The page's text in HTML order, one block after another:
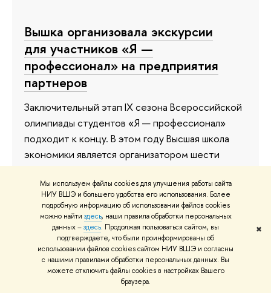
Мы используем файлы cookies для улучшения работы сайта
НИУ ВШЭ и большего удобства его использования. Более
подробную информацию об использовании файлов cookies
можно найти здесь, наши правила обработки персональных
данных –здесь. Продолжая пользоваться сайтом, вы
подтверждаете, что были проинформированы об
использовании файлов cookies сайтом НИУ ВШЭ и согласны
с нашими правилами обработки персональных данных. Вы
можете отключить файлы cookies в настройках Вашего
браузера.
✖
Вышка организовала экскурсии
для участников «Я —
профессионал» на предприятия
партнеров
Заключительный этап IX сезона Всероссийской
олимпиады студентов «Я — профессионал»
подходит к концу. В этом году Высшая школа
экономики является организатором шести
каждого из них университет подготовил
отдельную активность — экскурсии на
предприятия компаний-партнеров. К
мероприятиям присоединились более 100
человек.
28 апреля